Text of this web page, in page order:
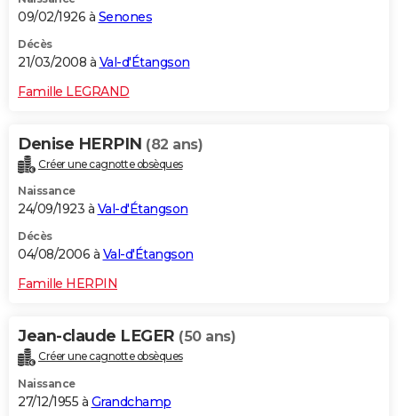
09/02/1926 à Senones
Décès
21/03/2008 à Val-d'Étangson
Famille LEGRAND
Denise HERPIN (82 ans)
Créer une cagnotte obsèques
Naissance
24/09/1923 à Val-d'Étangson
Décès
04/08/2006 à Val-d'Étangson
Famille HERPIN
Jean-claude LEGER (50 ans)
Créer une cagnotte obsèques
Naissance
27/12/1955 à Grandchamp